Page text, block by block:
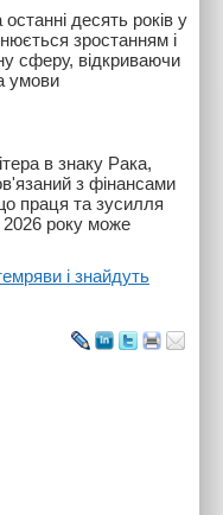
десять років у
зростанням і
сферу, відкриваючи
умови
в знаку Рака,
з фінансами
праця та зусилля
2026 року може
і знайдуть